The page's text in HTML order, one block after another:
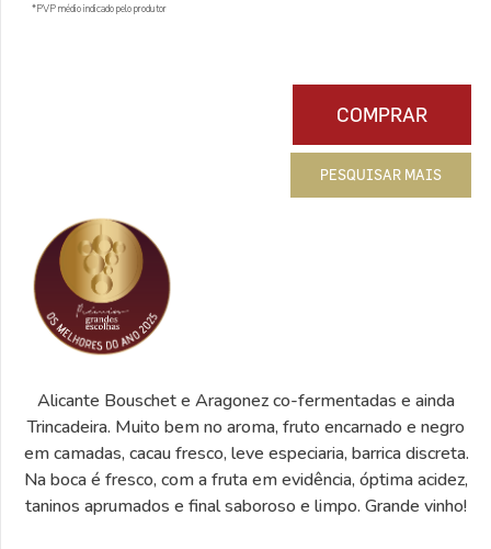
*PVP médio indicado pelo produtor
COMPRAR
PESQUISAR MAIS
Alicante Bouschet e Aragonez co-fermentadas e ainda
Trincadeira. Muito bem no aroma, fruto encarnado e negro
em camadas, cacau fresco, leve especiaria, barrica discreta.
Na boca é fresco, com a fruta em evidência, óptima acidez,
taninos aprumados e final saboroso e limpo. Grande vinho!